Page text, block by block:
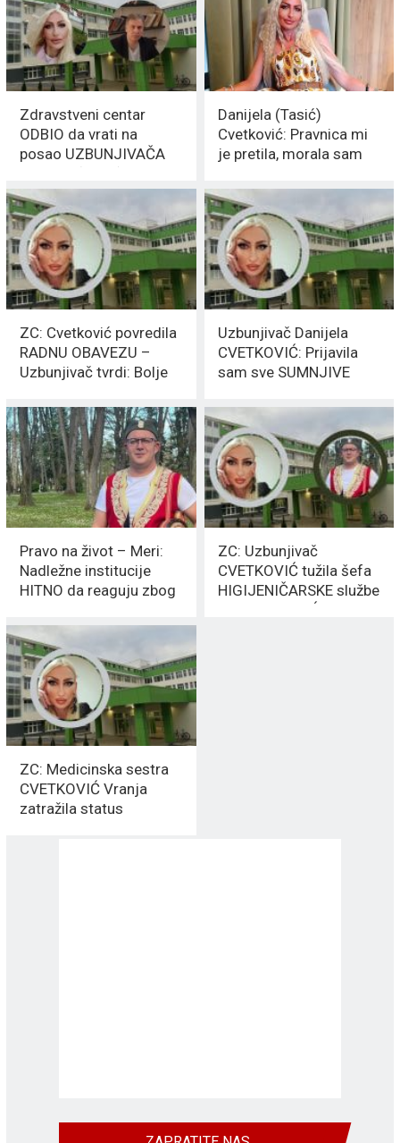
Zdravstveni centar
ODBIO da vrati na
posao UZBUNJIVAČA
Danijelu (Tasić)
Cvetković
Danijela (Tasić)
Cvetković: Pravnica mi
je pretila, morala sam
ZC: Cvetković povredila
RADNU OBAVEZU –
Uzbunjivač tvrdi: Bolje
Uzbunjivač Danijela
CVETKOVIĆ: Prijavila
sam sve SUMNJIVE
centra
Pravo na život – Meri:
Nadležne institucije
HITNO da reaguju zbog
STANOJEVIĆA
ZC: Uzbunjivač
CVETKOVIĆ tužila šefa
HIGIJENIČARSKE službe
– STANOJEVIĆA
ZC: Medicinska sestra
CVETKOVIĆ Vranja
zatražila status